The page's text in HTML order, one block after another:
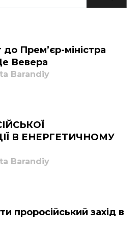
Прем’єр-міністра
Вевера
Barandiy
В ЕНЕРГЕТИЧНОМУ
Barandiy
проросійський захід в